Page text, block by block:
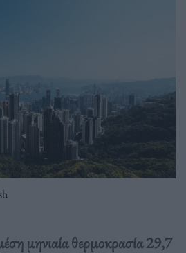
μηνιαία θερμοκρασία 29,7